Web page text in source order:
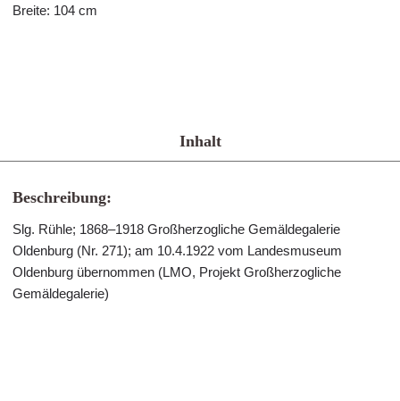
Breite: 104 cm
Inhalt
Beschreibung:
Slg. Rühle; 1868–1918 Großherzogliche Gemäldegalerie
Oldenburg (Nr. 271); am 10.4.1922 vom Landesmuseum
Oldenburg übernommen (LMO, Projekt Großherzogliche
Gemäldegalerie)